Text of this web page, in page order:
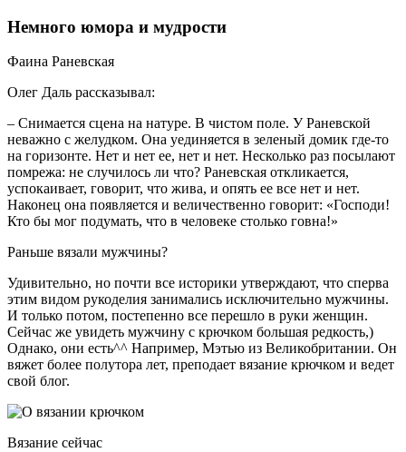
Немного юмора и мудрости
Фаина Раневская
Олег Даль рассказывал:
– Снимается сцена на натуре. В чистом поле. У Раневской
неважно с желудком. Она уединяется в зеленый домик где-то
на горизонте. Нет и нет ее, нет и нет. Несколько раз посылают
помрежа: не случилось ли что? Раневская откликается,
успокаивает, говорит, что жива, и опять ее все нет и нет.
Наконец она появляется и величественно говорит: «Господи!
Кто бы мог подумать, что в человеке столько говна!»
Раньше вязали мужчины?
Удивительно, но почти все историки утверждают, что сперва
этим видом рукоделия занимались исключительно мужчины.
И только потом, постепенно все перешло в руки женщин.
Сейчас же увидеть мужчину с крючком большая редкость,)
Однако, они есть^^ Например, Мэтью из Великобритании. Он
вяжет более полутора лет, преподает вязание крючком и ведет
свой блог.
Вязание сейчас